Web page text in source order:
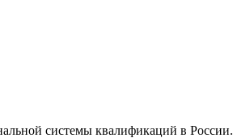
системы квалификаций в России.